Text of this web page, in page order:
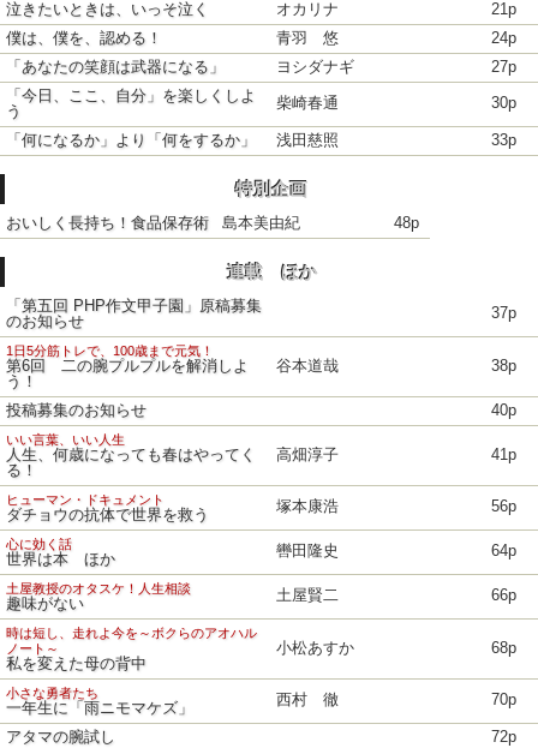
泣きたいときは、いっそ泣く
オカリナ
21p
僕は、僕を、認める！
青羽 悠
24p
「あなたの笑顔は武器になる」
ヨシダナギ
27p
「今日、ここ、自分」を楽しくしよ
う
柴崎春通 30p
「何になるか」より「何をするか」 浅田慈照 33p
特別企画
おいしく長持ち！食品保存術 島本美由紀 48p
連載 ほか
「第五回 PHP作文甲子園」原稿募集
のお知らせ
37p
1日5分筋トレで、100歳まで元気！
第6回 二の腕プルプルを解消しよ
う！
谷本道哉 38p
投稿募集のお知らせ 40p
いい言葉、いい人生
人生、何歳になっても春はやってく
る！
高畑淳子 41p
ヒューマン・ドキュメント
ダチョウの抗体で世界を救う 塚本康浩 56p
心に効く話
世界は本 ほか 轡田隆史 64p
土屋教授のオタスケ！人生相談
趣味がない 土屋賢二 66p
時は短し、走れよ今を～ボクらのアオハル
ノート～
私を変えた母の背中
小松あすか 68p
小さな勇者たち
一年生に「雨ニモマケズ」 西村 徹 70p
アタマの腕試し 72p